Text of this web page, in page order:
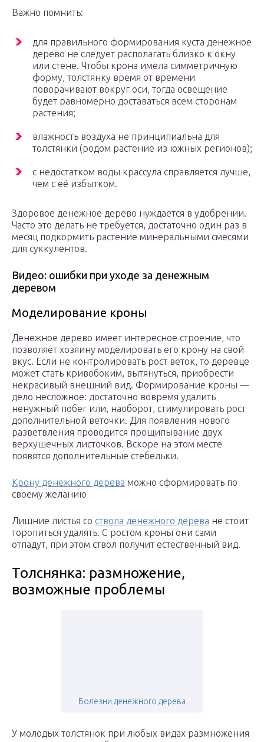
Важно помнить:
для правильного формирования куста денежное
дерево не следует располагать близко к окну
или стене. Чтобы крона имела симметричную
форму, толстянку время от времени
поворачивают вокруг оси, тогда освещение
будет равномерно доставаться всем сторонам
растения;
влажность воздуха не принципиальна для
толстянки (родом растение из южных регионов);
с недостатком воды крассула справляется лучше,
чем с её избытком.
Здоровое денежное дерево нуждается в удобрении.
Часто это делать не требуется, достаточно один раз в
месяц подкормить растение минеральными смесями
для суккулентов.
Видео: ошибки при уходе за денежным
деревом
Моделирование кроны
Денежное дерево имеет интересное строение, что
позволяет хозяину моделировать его крону на свой
вкус. Если не контролировать рост веток, то деревце
может стать кривобоким, вытянуться, приобрести
некрасивый внешний вид. Формирование кроны —
дело несложное: достаточно вовремя удалить
ненужный побег или, наоборот, стимулировать рост
дополнительной веточки. Для появления нового
разветвления проводится прощипывание двух
верхушечных листочков. Вскоре на этом месте
появятся дополнительные стебельки.
Крону денежного дерева можно сформировать по
своему желанию
Лишние листья со ствола денежного дерева не стоит
торопиться удалять. С ростом кроны они сами
отпадут, при этом ствол получит естественный вид.
Толснянка: размножение,
возможные проблемы
Болезни денежного дерева
У молодых толстянок при любых видах размножения